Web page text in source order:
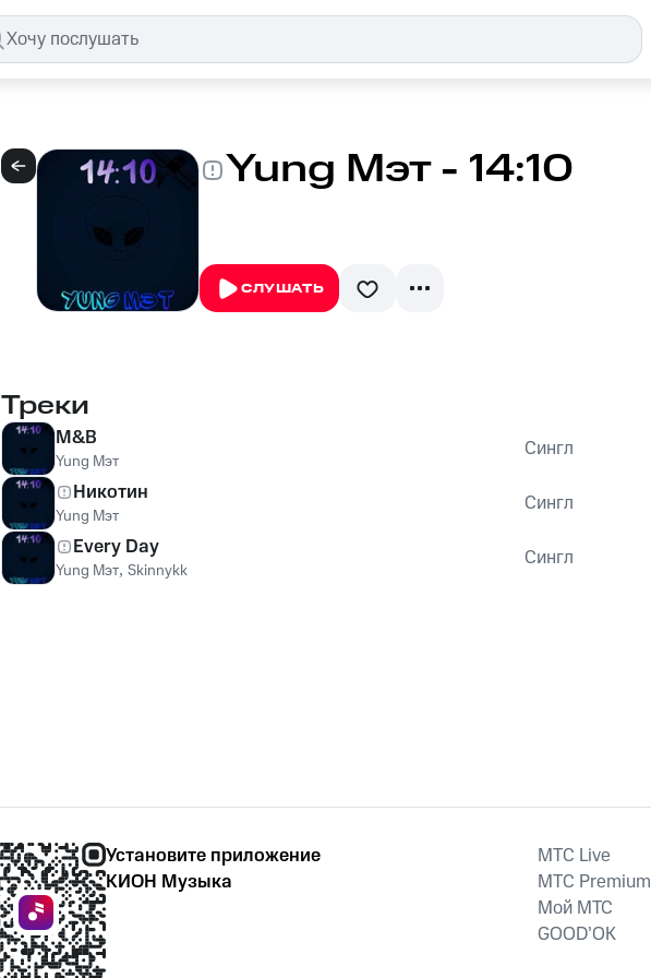
Yung Мэт - 14:10
СЛУШАТЬ
Треки
M&B
Yung Мэт Сингл
Никотин
Yung Мэт Сингл
Every Day
Yung Мэт, Skinnykk Сингл
Установите приложение
КИОН Музыка
MTС Live
MTС Premium
Мой МТС
GOOD’OK